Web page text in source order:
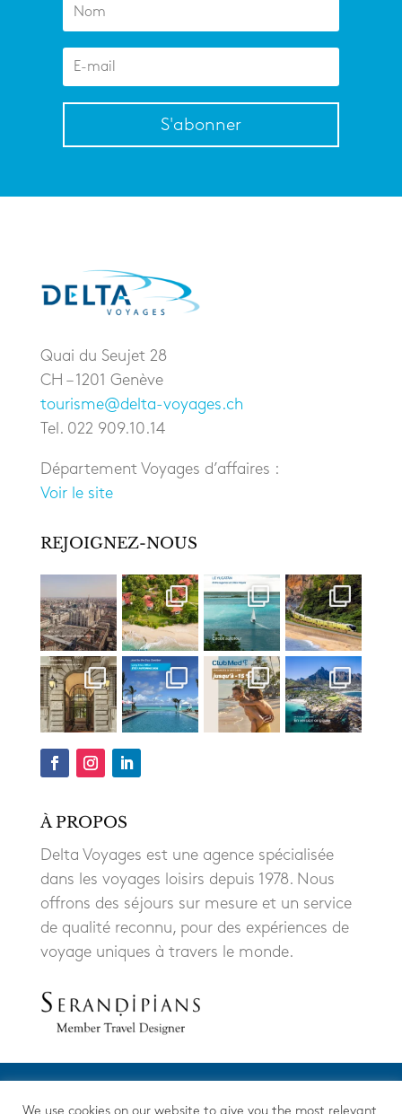
S'abonner
Quai du Seujet 28
CH – 1201 Genève
tourisme@delta-voyages.ch
Tel. 022 909.10.14
Département Voyages d’affaires :
Voir le site
REJOIGNEZ-NOUS
À PROPOS
Delta Voyages est une agence spécialisée
dans les voyages loisirs depuis 1978. Nous
offrons des séjours sur mesure et un service
de qualité reconnu, pour des expériences de
voyage uniques à travers le monde.
We use cookies on our website to give you the most relevant